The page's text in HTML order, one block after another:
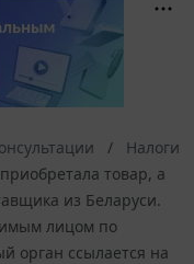
Налоги
товар, а
из Беларуси.
лицом по
орган ссылается на